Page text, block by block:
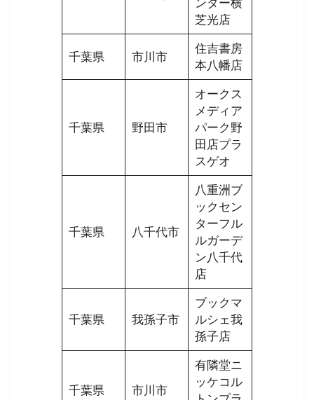
ンター横
芝光店
千葉県 市川市
住吉書房
本八幡店
千葉県 野田市
オークス
メディア
パーク野
田店プラ
スゲオ
千葉県 八千代市
八重洲ブ
ックセン
ターフル
ルガーデ
ン八千代
店
千葉県 我孫子市
ブックマ
ルシェ我
孫子店
千葉県 市川市
有隣堂ニ
ッケコル